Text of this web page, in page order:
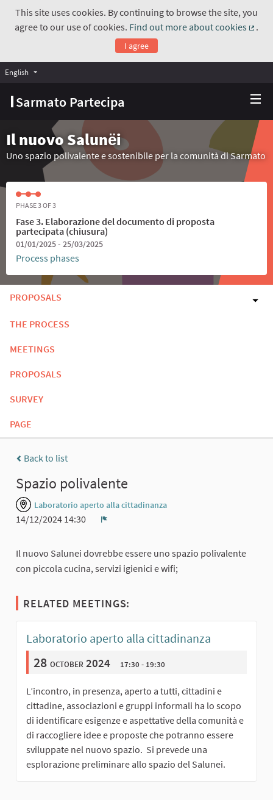
This site uses cookies. By continuing to browse the site, you
agree to our use of cookies. Find out more about cookies
.
I agree
Sarmato Partecipa
English Choose language
Il nuovo Salunёi
Uno spazio polivalente e sostenibile per la comunità di Sarmato
PHASE 3 OF 3
Fase 3. Elaborazione del documento di proposta
partecipata (chiusura)
01/01/2025 - 25/03/2025
Process phases
PROPOSALS
THE PROCESS
MEETINGS
PROPOSALS
SURVEY
PAGE
Back to list
Spazio polivalente
Laboratorio aperto alla cittadinanza
14/12/2024 14:30
Il nuovo Salunei dovrebbe essere uno spazio polivalente
con piccola cucina, servizi igienici e wifi;
RELATED MEETINGS:
Laboratorio aperto alla cittadinanza
28 october 2024 17:30 - 19:30
L’incontro, in presenza, aperto a tutti, cittadini e
cittadine, associazioni e gruppi informali ha lo scopo
di identificare esigenze e aspettative della comunità e
di raccogliere idee e proposte che potranno essere
sviluppate nel nuovo spazio. Si prevede una
esplorazione preliminare allo spazio del Salunei.